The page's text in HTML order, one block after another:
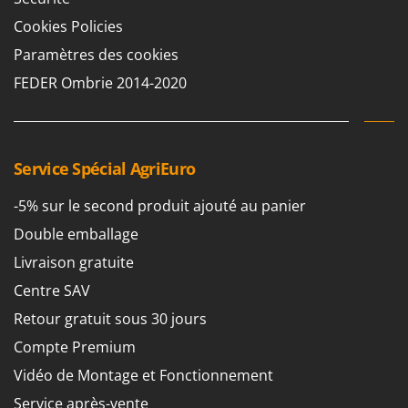
Perches Élagueuses
Pétrins à Spirale
Piscines
Planteuses de pommes de terre pour tracteur
Pompes d'irrigation à tracteur
Pompes de transfert
Pompes immergées électriques
Postes à souder
Presses à pellets
Pressoirs à fruits
Pressoirs à Raisin
Francini
G
Garofalo
GeoTech Pro
Gierre
Ginko - MGM
Gipeco
Girmi
GRAEF
Gre
GreenBay
Greenworks
Cookies Policies
Paramètres des cookies
FEDER Ombrie 2014-2020
Service Spécial AgriEuro
-5% sur le second produit ajouté au panier
Double emballage
Livraison gratuite
Centre SAV
Retour gratuit sous 30 jours
Compte Premium
Vidéo de Montage et Fonctionnement
Service après-vente